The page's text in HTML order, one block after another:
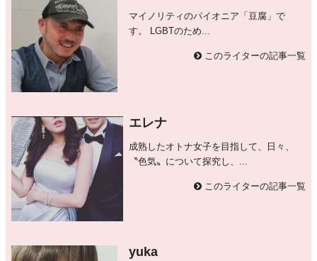
マイノリティのパイオニア「豆腐」で
す。 LGBTのため...
このライターの記事一覧
エレナ
成熟したオトナ女子を目指して、日々、
〝色気〟について探究し、...
このライターの記事一覧
yuka